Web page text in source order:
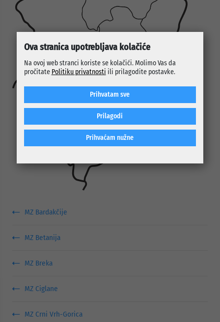
MZ Bardakčije
MZ Betanija
MZ Breka
MZ Ciglane
MZ Crni Vrh-Gorica
Ova stranica upotrebljava kolačiće
Na ovoj web stranci koriste se kolačići. Molimo Vas da
pročitate Politiku privatnosti ili prilagodite postavke.
Prihvaćam nužne
Prilagodi
Prihvatam sve